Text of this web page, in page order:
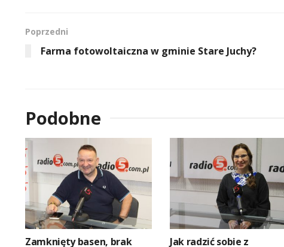
Poprzedni
Farma fotowoltaiczna w gminie Stare Juchy?
Podobne
Zamknięty basen, brak Jak radzić sobie z